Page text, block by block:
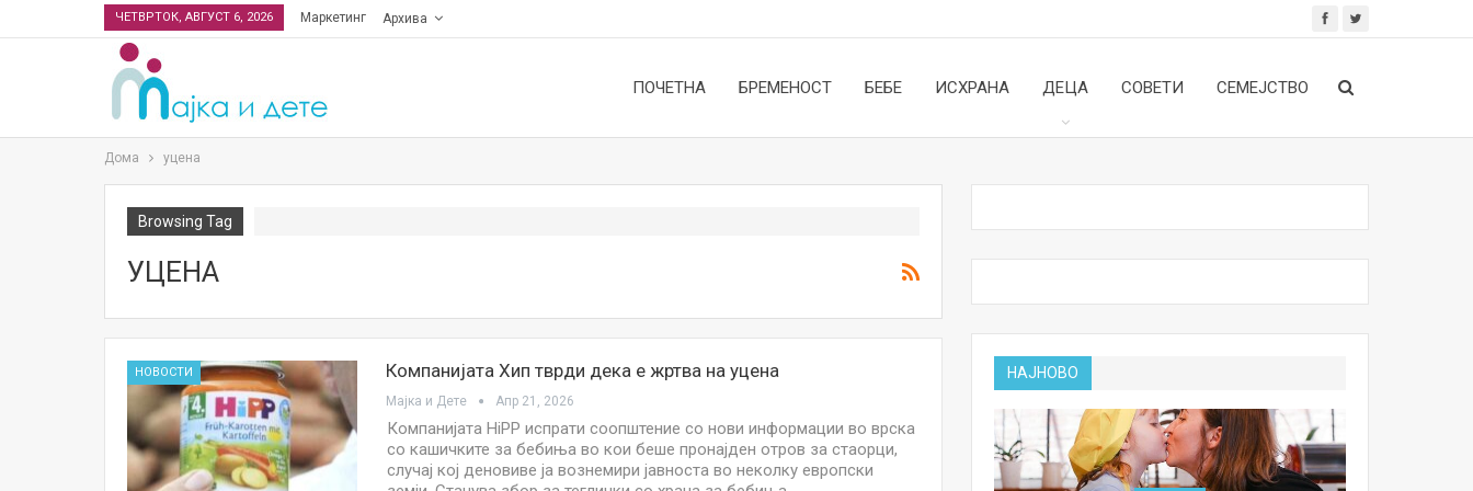
ЧЕТВРТОК, АВГУСТ 6, 2026 Маркетинг Архива
ПОЧЕТНА БРЕМЕНОСТ БЕБЕ ИСХРАНА ДЕЦА СОВЕТИ СЕМЕЈСТВО
Дома уцена
Browsing Tag
УЦЕНА
НОВОСТИ Компанијата Хип тврди дека е жртва на уцена
Мајка и Дете Апр 21, 2026
Компанијата HiPP испрати соопштение со нови информации во врска
со кашичките за бебиња во кои беше пронајден отров за стаорци,
случај кој деновиве ја вознемири јавноста во неколку европски
НАЈНОВО
НОВОСТИ